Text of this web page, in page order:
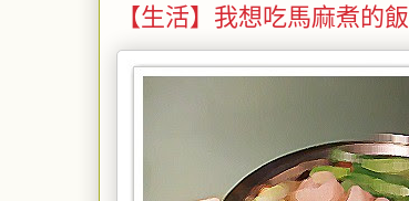
【生活】我想吃馬麻煮的飯